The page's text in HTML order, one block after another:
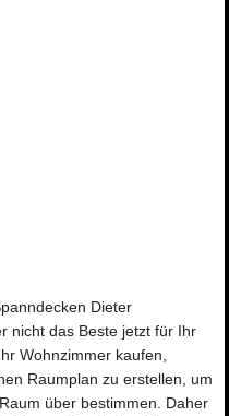
Dieter
nicht das Beste jetzt für Ihr
Wohnzimmer kaufen,
Raumplan zu erstellen, um
über bestimmen. Daher